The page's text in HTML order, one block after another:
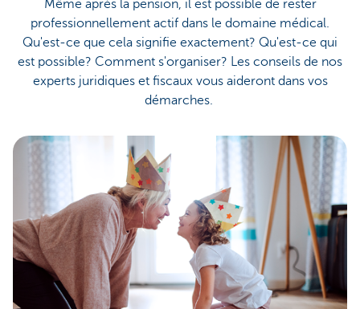
Même après la pension, il est possible de rester
professionnellement actif dans le domaine médical.
Qu'est-ce que cela signifie exactement? Qu'est-ce qui
est possible? Comment s'organiser? Les conseils de nos
experts juridiques et fiscaux vous aideront dans vos
démarches.